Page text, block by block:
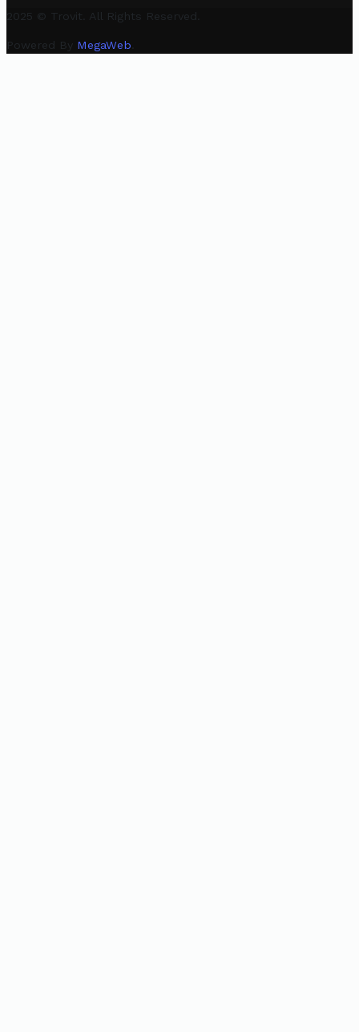
2025 © Trovit. All Rights Reserved.
Powered By MegaWeb